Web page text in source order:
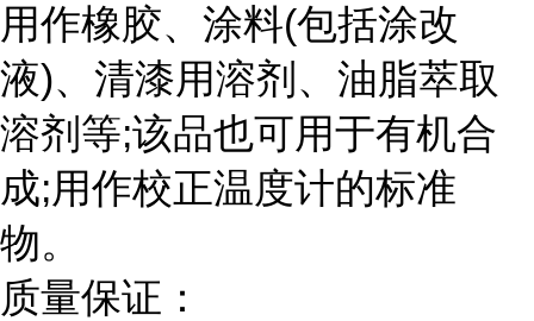
用作橡胶、涂料(包括涂改
液)、清漆用溶剂、油脂萃取
溶剂等;该品也可用于有机合
成;用作校正温度计的标准
物。
质量保证：